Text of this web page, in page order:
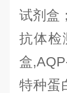
试剂盒；
抗体检
盒
特种蛋